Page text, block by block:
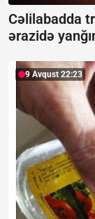
Cəlilabadda
ərazidə
9 Avqust 22:23